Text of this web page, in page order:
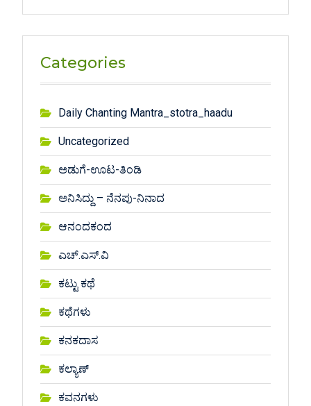
Categories
Daily Chanting Mantra_stotra_haadu
Uncategorized
ಅಡುಗೆ-ಊಟ-ತಿಂಡಿ
ಅನಿಸಿದ್ದು – ನೆನಪು-ನಿನಾದ
ಆನಂದಕಂದ
ಎಚ್.ಎಸ್.ವಿ
ಕಟ್ಟು ಕಥೆ
ಕಥೆಗಳು
ಕನಕದಾಸ
ಕಲ್ಯಾಣ್
ಕವನಗಳು